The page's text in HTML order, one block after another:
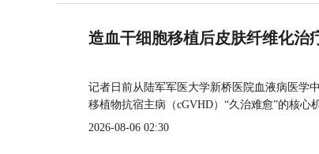
造血干细胞移植后皮肤纤维化治
记者日前从陆军军医大学新桥医院血液病医学
移植物抗宿主病（cGVHD）“久治难愈”的核心
2026-08-06 02:30